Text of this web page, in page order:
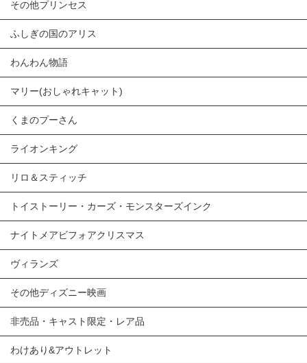
その他プリンセス
ふしぎの国のアリス
わんわん物語
マリー(おしゃれキャット)
くまのプーさん
ライオンキング
リロ＆スティッチ
トイストーリー・カーズ・モンスターズインク
ナイトメアビフォアクリスマス
ヴィランズ
その他ディズニー映画
非売品・キャスト限定・レア品
わけあり&アウトレット